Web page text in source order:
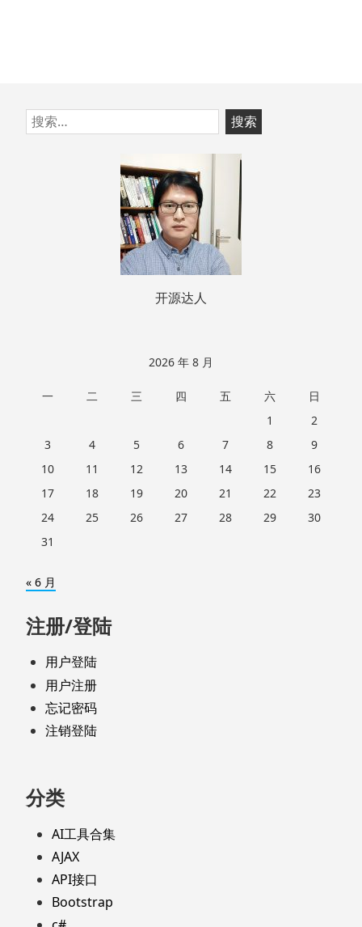
跳
至
搜
索：
开源达人
2026 年 8 月
一 二 三 四 五 六
日
1
2
3
4 5 6 7 8
9
10
11 12 13 14 15
16
17
18 19 20 21 22
23
24
25 26 27 28 29
30
31
« 6 月
注册/登陆
用户登陆
用户注册
忘记密码
注销登陆
分类
AI工具合集
AJAX
API接口
Bootstrap